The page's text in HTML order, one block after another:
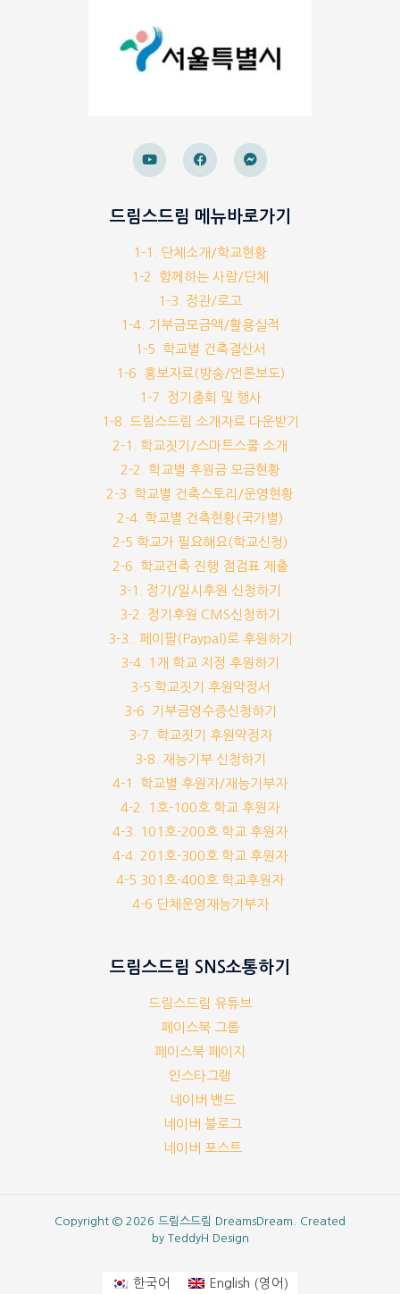
드림스드림 메뉴바로가기
1-1. 단체소개/학교현황
1-2. 함께하는 사람/단체
1-3. 정관/로고
1-4. 기부금모금액/활용실적
1-5. 학교별 건축결산서
1-6. 홍보자료(방송/언론보도)
1-7. 정기총회 및 행사
1-8. 드림스드림 소개자료 다운받기
2-1. 학교짓기/스마트스쿨 소개
2-2. 학교별 후원금 모금현황
2-3. 학교별 건축스토리/운영현황
2-4. 학교별 건축현황(국가별)
2-5 학교가 필요해요(학교신청)
2-6. 학교건축 진행 점검표 제출
3-1. 정기/일시후원 신청하기
3-2. 정기후원 CMS신청하기
3-3.. 페이팔(Paypal)로 후원하기
3-4. 1개 학교 지정 후원하기
3-5.학교짓기 후원약정서
3-6. 기부금영수증신청하기
3-7. 학교짓기 후원약정자
3-8. 재능기부 신청하기
4-1. 학교별 후원자/재능기부자
4-2. 1호-100호 학교 후원자
4-3. 101호-200호 학교 후원자
4-4. 201호-300호 학교 후원자
4-5 301호-400호 학교후원자
4-6 단체운영재능기부자
드림스드림 SNS소통하기
드림스드림 유튜브
페이스북 그룹
페이스북 페이지
인스타그램
네이버 밴드
네이버 블로그
네이버 포스트
Copyright © 2026 드림스드림 DreamsDream. Created
by TeddyH Design
한국어 English (영어)